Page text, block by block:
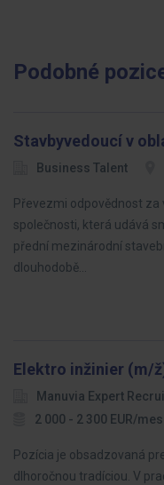
Podobné
Stavbyvedoucí v
Business Talent
Převezmi odpovědnost
společnosti, která udává
přední mezinárodní
dlouhodobě…
Elektro inžinier (m/
Manuvia Expert
2 000 - 2 300 EUR/mes
Pozícia je obsadzovaná
dlhoročnou tradíciou. V